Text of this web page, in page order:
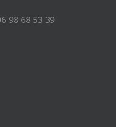
98 68 53 39